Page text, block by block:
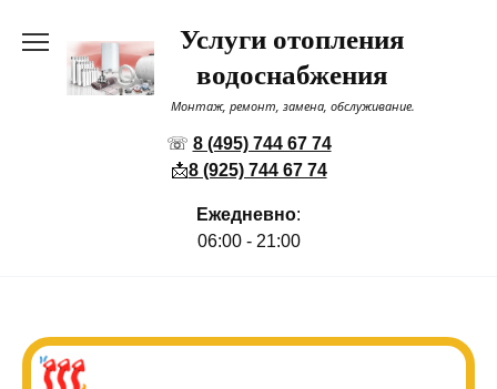
содержанию
Услуги отопления
водоснабжения
Монтаж, ремонт, замена, обслуживание.
☏ 8 (495) 744 67 74
📩8 (925) 744 67 74
Ежедневно:
06:00 - 21:00